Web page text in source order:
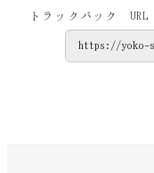
トラックバック URL